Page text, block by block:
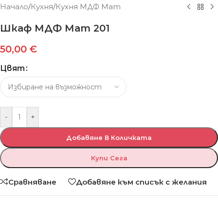
Начало/Кухня/Кухня МДФ Мат
Шкаф МДФ Мат 201
50,00 €
Цвят
- +
Добавяне В Количката
Купи Сега
Сравняване Добавяне към списък с желания